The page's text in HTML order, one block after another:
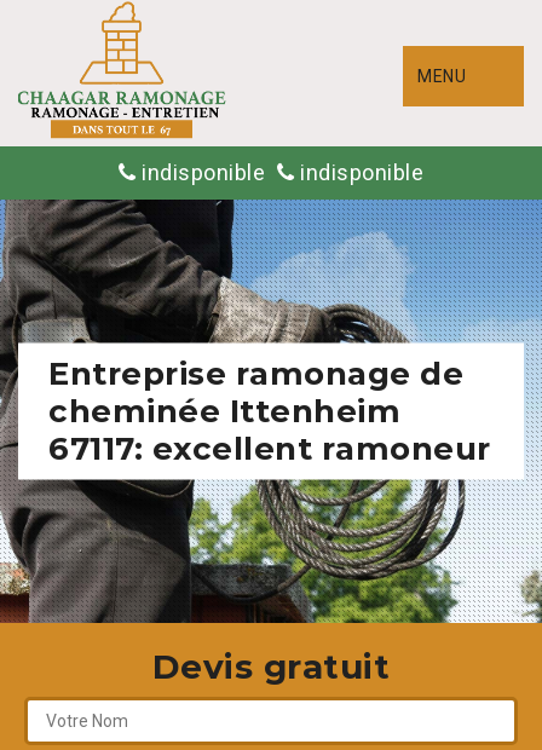
MENU
indisponible indisponible
Entreprise ramonage de
cheminée Ittenheim
67117: excellent ramoneur
Devis gratuit